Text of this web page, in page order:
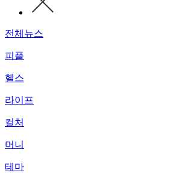
전체뉴스
피플
헬스
라이프
컬처
머니
테마